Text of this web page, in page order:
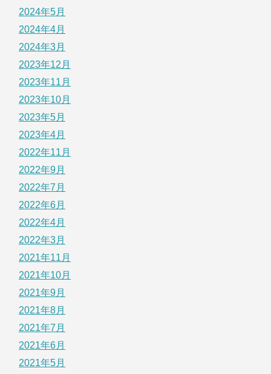
2024年5月
2024年4月
2024年3月
2023年12月
2023年11月
2023年10月
2023年5月
2023年4月
2022年11月
2022年9月
2022年7月
2022年6月
2022年4月
2022年3月
2021年11月
2021年10月
2021年9月
2021年8月
2021年7月
2021年6月
2021年5月